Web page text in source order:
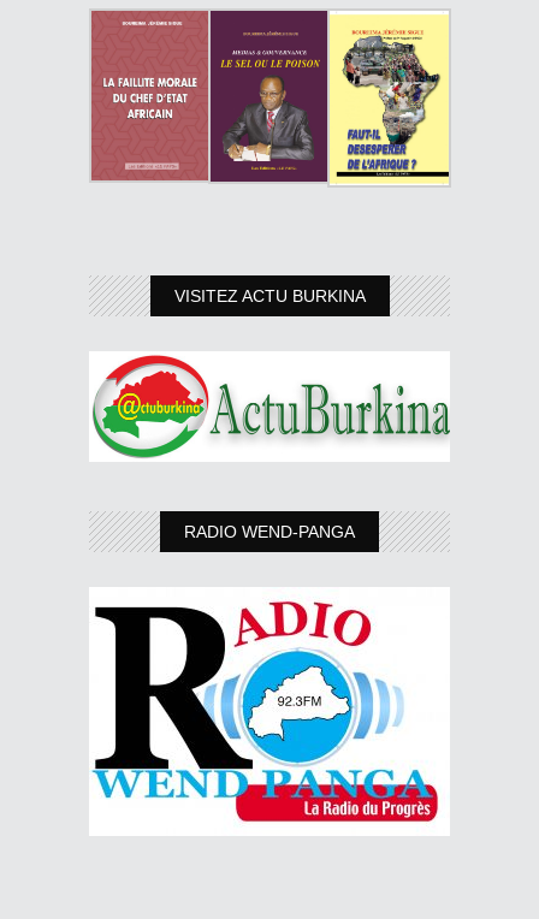
VISITEZ ACTU BURKINA
RADIO WEND-PANGA